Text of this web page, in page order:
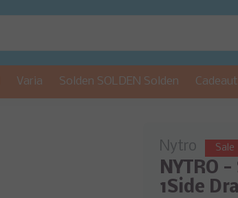
Varia Solden SOLDEN Solden
Nytro Sale
NYTRO
1Side